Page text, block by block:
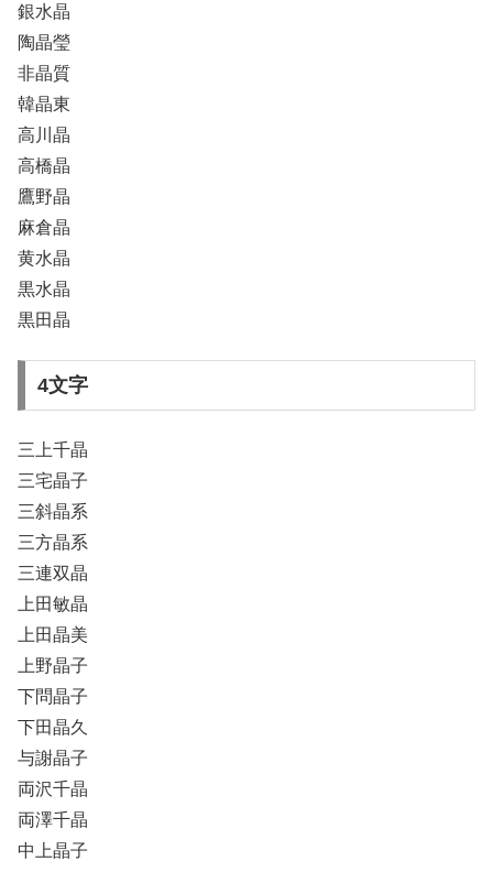
銀水晶
陶晶瑩
非晶質
韓晶東
高川晶
高橋晶
鷹野晶
麻倉晶
黄水晶
黒水晶
黒田晶
4文字
三上千晶
三宅晶子
三斜晶系
三方晶系
三連双晶
上田敏晶
上田晶美
上野晶子
下問晶子
下田晶久
与謝晶子
両沢千晶
両澤千晶
中上晶子